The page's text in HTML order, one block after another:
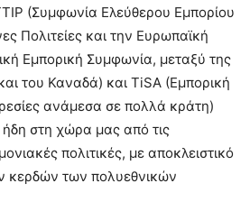
(Συμφωνία Ελεύθερου Εμπορίου
Πολιτείες και την Ευρωπαϊκή
Εμπορική Συμφωνία, μεταξύ της
του Καναδά) και TiSA (Εμπορική
ανάμεσα σε πολλά κράτη)
ήδη στη χώρα μας από τις
πολιτικές, με αποκλειστικό
κερδών των πολυεθνικών